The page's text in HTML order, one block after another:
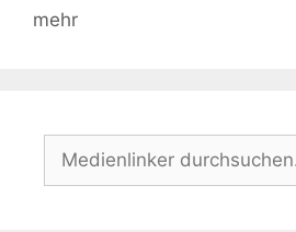
mehr
Suchen